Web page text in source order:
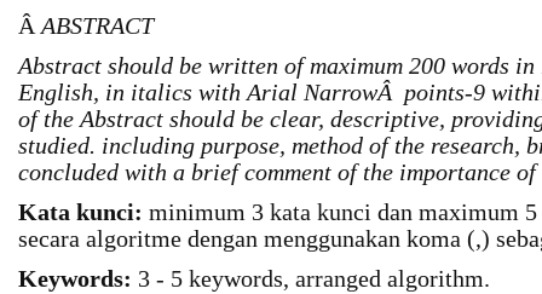
Â ABSTRACT
Abstract should be written of maximum 200 words
English, in italics with Arial NarrowÂ points-9
of the Abstract should be clear, descriptive,
studied. including purpose, method of the research,
concluded with a brief comment of the importance of
Kata kunci: minimum 3 kata kunci dan maximum
secara algoritme dengan menggunakan koma (,)
Keywords: 3 - 5 keywords, arranged algorithm.